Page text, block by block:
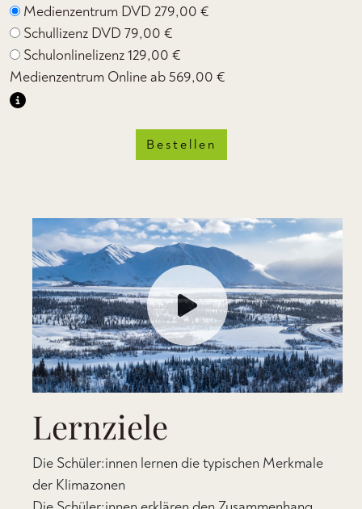
Medienzentrum DVD 279,00 €
Schullizenz DVD 79,00 €
Schulonlinelizenz129,00 €
Medienzentrum Online ab569,00 €
Bestellen
Lernziele
Die Schüler:innen lernen die typischen Merkmale
der Klimazonen